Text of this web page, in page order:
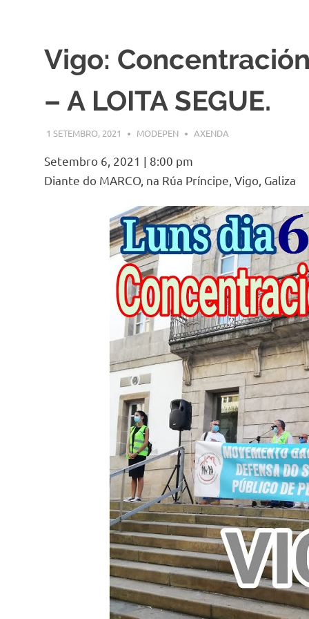
Vigo:
– A LOITA SEGUE.
1 SETEMBRO, 2021 MODEPEN AXENDA
Setembro 6, 2021 | 8:00 pm
Diante do MARCO, na Rúa Príncipe, Vigo, Galiza